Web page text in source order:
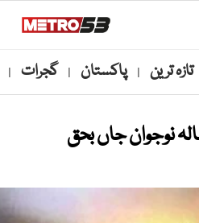
تازہ ترین | پاکستان | گجرات |